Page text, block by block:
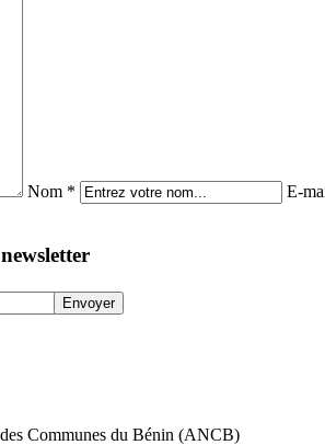
Nom *
E-
Communes du Bénin (ANCB)